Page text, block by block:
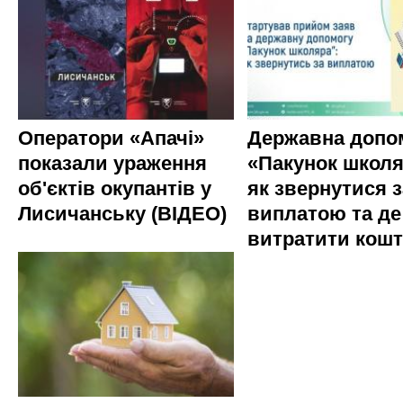
Оператори «Апачі»
показали ураження
об'єктів окупантів у
Лисичанську (ВІДЕО)
Державна
«Пакунок
як звернутися
виплатою та де
витратити